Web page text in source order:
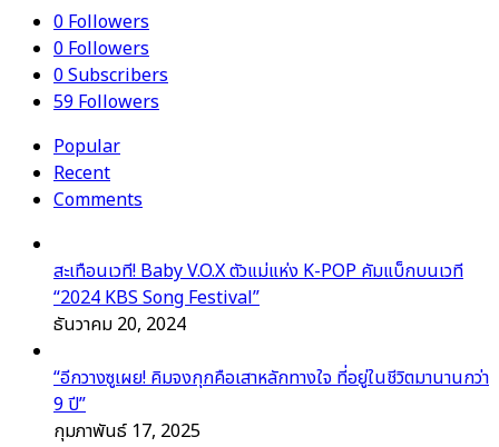
0Followers
0Followers
0Subscribers
59Followers
Popular
Recent
Comments
สะเทือนเวที! Baby V.O.X ตัวแม่แห่ง K-POP คัมแบ็กบนเวที
“2024 KBS Song Festival”
ธันวาคม 20, 2024
“อีกวางซูเผย! คิมจงกุกคือเสาหลักทางใจ ที่อยู่ในชีวิตมานานกว่า
9 ปี”
กุมภาพันธ์ 17, 2025